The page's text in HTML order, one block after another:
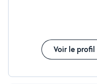
Voir le profil